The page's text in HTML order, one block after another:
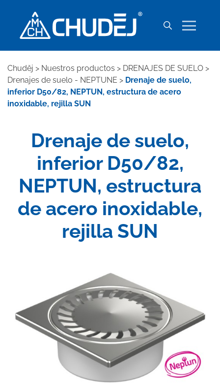
Chuděj > Nuestros productos > DRENAJES DE SUELO >
Drenajes de suelo - NEPTUNE > Drenaje de suelo,
inferior D50/82, NEPTUN, estructura de acero
inoxidable, rejilla SUN
Drenaje de suelo,
inferior D50/82,
NEPTUN, estructura
de acero inoxidable,
rejilla SUN